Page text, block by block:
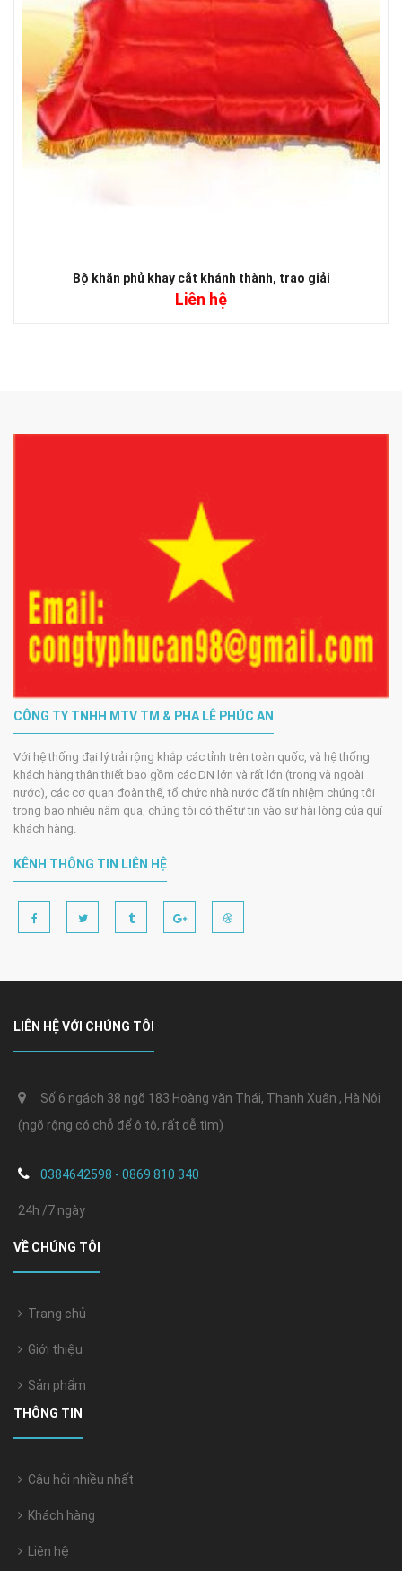
Bộ khăn phủ khay cắt khánh thành, trao giải
Liên hệ
CÔNG TY TNHH MTV TM & PHA LÊ PHÚC AN
Với hệ thống đại lý trải rộng khắp các tỉnh trên toàn quốc, và hệ thống
khách hàng thân thiết bao gồm các DN lớn và rất lớn (trong và ngoài
nước), các cơ quan đoàn thể, tổ chức nhà nước đã tín nhiệm chúng tôi
trong bao nhiêu năm qua, chúng tôi có thể tự tin vào sự hài lòng của quí
khách hàng.
KÊNH THÔNG TIN LIÊN HỆ
LIÊN HỆ VỚI CHÚNG TÔI
Số 6 ngách 38 ngõ 183 Hoàng văn Thái, Thanh Xuân , Hà Nội
(ngõ rộng có chỗ để ô tô, rất dễ tìm)
0384642598 - 0869 810 340
24h /7 ngày
VỀ CHÚNG TÔI
Trang chủ
Giới thiệu
Sản phẩm
THÔNG TIN
Câu hỏi nhiều nhất
Khách hàng
Liên hệ